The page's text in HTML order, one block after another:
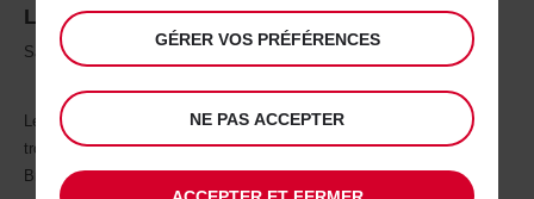
Les merveilles de Salento
Salento, la péninsule italienne
Le cœur du Salento, morceau de terre suspendu entre deux mers, se
trouve dans la province de Lecce et touche une partie de celle de
Brindisi, sur l’Adriatique, et de Tarante, sur la mer Ionienne. Des fonds
GÉRER VOS PRÉFÉRENCES
NE PAS ACCEPTER